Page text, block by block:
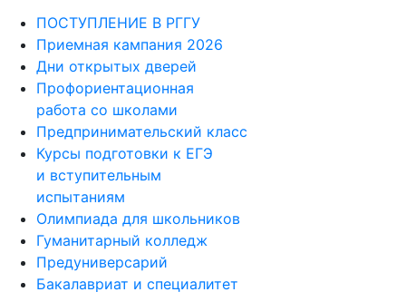
ПОСТУПЛЕНИЕ В РГГУ
Приемная кампания 2026
Дни открытых дверей
Профориентационная
работа со школами
Предпринимательский класс
Курсы подготовки к ЕГЭ
и вступительным
испытаниям
Олимпиада для школьников
Гуманитарный колледж
Предуниверсарий
Бакалавриат и специалитет